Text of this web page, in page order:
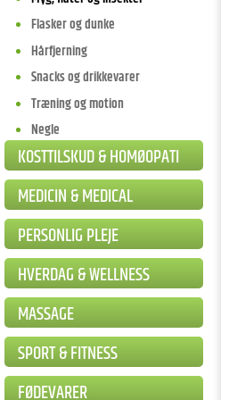
Flasker og dunke
Hårfjerning
Snacks og drikkevarer
Træning og motion
Negle
KOSTTILSKUD & HOMØOPATI
MEDICIN & MEDICAL
PERSONLIG PLEJE
HVERDAG & WELLNESS
MASSAGE
SPORT & FITNESS
FØDEVARER